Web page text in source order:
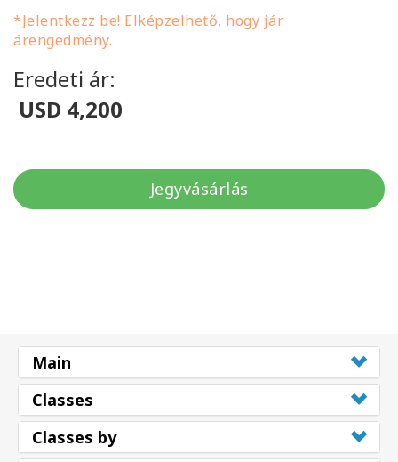
*Jelentkezz be! Elképzelhető, hogy jár
árengedmény.
Eredeti ár:
USD 4,200
Jegyvásárlás
Main
Classes
Classes by